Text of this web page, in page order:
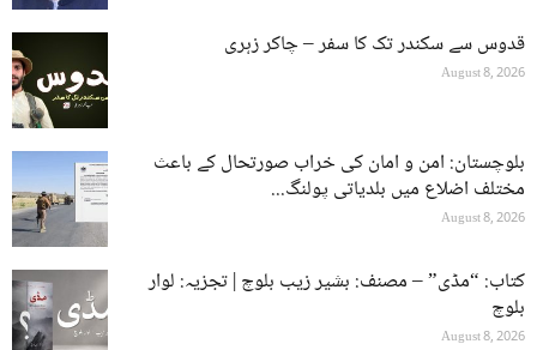
قدوس سے سکندر تک کا سفر – چاکر زہری
August 8, 2026
بلوچستان: امن و امان کی خراب صورتحال کے باعث
مختلف اضلاع میں بلدیاتی پولنگ...
August 8, 2026
کتاب: “مڈی” – مصنف: بشیر زیب بلوچ | تجزیہ: لوار
بلوچ
August 8, 2026